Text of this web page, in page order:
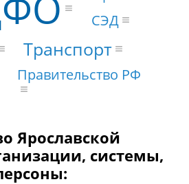
Транспорт
Правительство РФ
СЭД
Ярославской
системы,